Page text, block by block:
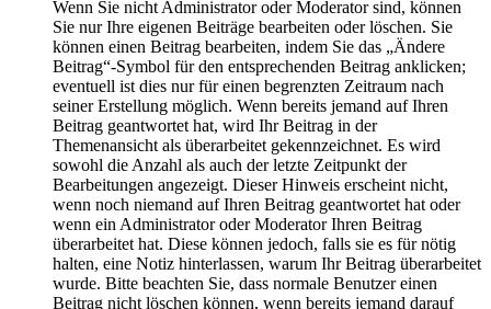
Wenn Sie nicht Administrator oder Moderator sind, können
Sie nur Ihre eigenen Beiträge bearbeiten oder löschen. Sie
können einen Beitrag bearbeiten, indem Sie das „Ändere
Beitrag“-Symbol für den entsprechenden Beitrag anklicken;
eventuell ist dies nur für einen begrenzten Zeitraum nach
seiner Erstellung möglich. Wenn bereits jemand auf Ihren
Beitrag geantwortet hat, wird Ihr Beitrag in der
Themenansicht als überarbeitet gekennzeichnet. Es wird
sowohl die Anzahl als auch der letzte Zeitpunkt der
Bearbeitungen angezeigt. Dieser Hinweis erscheint nicht,
wenn noch niemand auf Ihren Beitrag geantwortet hat oder
wenn ein Administrator oder Moderator Ihren Beitrag
überarbeitet hat. Diese können jedoch, falls sie es für nötig
halten, eine Notiz hinterlassen, warum Ihr Beitrag überarbeitet
wurde. Bitte beachten Sie, dass normale Benutzer einen
Beitrag nicht löschen können, wenn bereits jemand darauf